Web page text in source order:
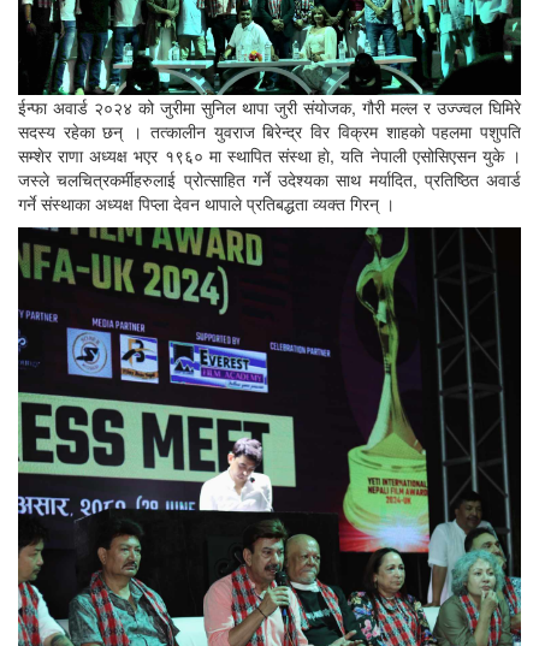
ईन्फा अवार्ड २०२४ को जुरीमा सुनिल थापा जुरी संयोजक, गौरी मल्ल र उज्ज्वल घिमिरे
सदस्य रहेका छन् । तत्कालीन युवराज बिरेन्द्र विर विक्रम शाहकाे पहलमा पशुपति
सम्शेर राणा अध्यक्ष भएर १९६० मा स्थापित संस्था हाे, यति नेपाली एसोसिएसन युके ।
जस्ले चलचित्रकर्मीहरुलाई प्रोत्साहित गर्ने उदेश्यका साथ मर्यादित, प्रतिष्ठित अवार्ड
गर्ने संस्थाका अध्यक्ष पिप्ला देवन थापाले प्रतिबद्धता व्यक्त गिरन् ।